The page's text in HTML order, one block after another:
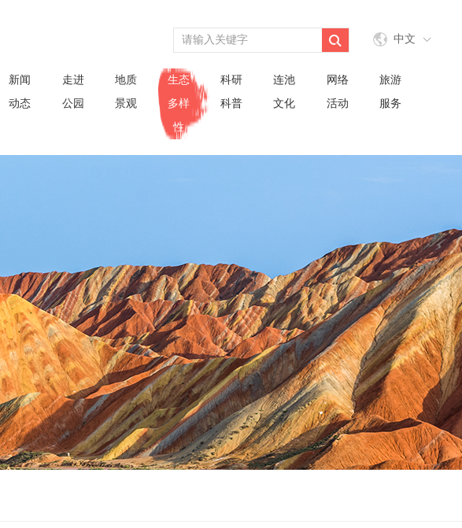
中文
新闻
动态
走进
公园
地质
景观
生态
多样
性
科研
科普
连池
文化
网络
活动
旅游
服务